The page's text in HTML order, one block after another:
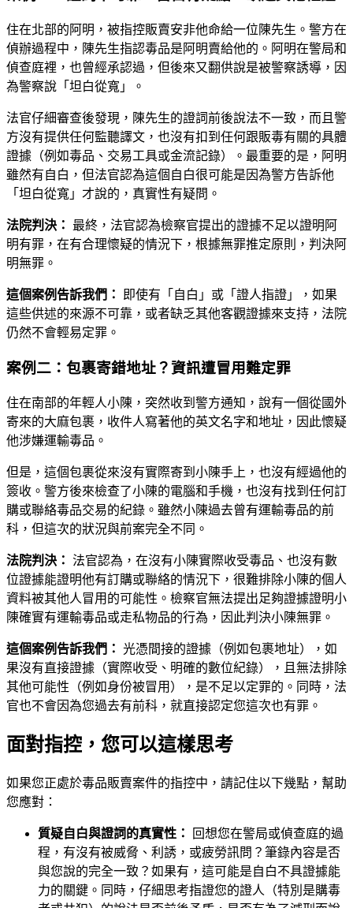
住在北部的阿明，被指控販賣安非他命給一位陳先生。警方在
偵辦過程中，陳先生指認毒品是阿明賣給他的。阿明在警局和
偵查庭裡，也曾經承認過，但後來又翻供說是被警察誘導，因
為警察說「坦白從寬」。
法官仔細審查後發現，陳先生的證詞前後說法不一致，而且警
方沒有提供任何監聽譯文，也沒有扣到任何跟販毒有關的具體
證據（例如毒品、交易工具或金流記錄）。最重要的是，阿明
雖然有自白，但法官認為這個自白很可能是因為警方告訴他
「坦白從寬」才說的，真實性有疑問。
法院判決：
最終，法官認為檢察官提出的證據不足以證明阿
明有罪，在有合理懷疑的情況下，根據無罪推定原則，判決阿
明無罪。
這個案例告訴我們：
即使有「自白」或「證人指證」，如果
這些供述的來源不可靠，或者缺乏其他客觀證據來支持，法院
仍然不會輕易定罪。
案例二：包裹寄錯地址？資訊遭冒用難定罪
住在南部的年輕人小陳，突然收到警方通知，說有一個從國外
寄來的大麻包裹，收件人寫著他的英文名字和地址，因此懷疑
他涉嫌運輸毒品。
但是，這個包裹從來沒有實際寄到小陳手上，也沒有經過他的
簽收。警方後來檢查了小陳的電腦和手機，也沒有找到任何訂
購或聯絡毒品交易的紀錄。雖然小陳過去曾有運輸毒品的前
科，但這次的狀況與前案完全不同。
法院判決： 法官認為，在沒有小陳實際收受毒品、也沒有數
位證據能證明他有訂購或聯絡的情況下，很難排除小陳的個人
資料被其他人冒用的可能性。檢察官無法提出足夠證據證明小
陳確實有運輸毒品或走私物品的行為，因此判決小陳無罪。
這個案例告訴我們： 光憑間接的證據（例如包裹地址），如
果沒有直接證據（實際收受、明確的數位紀錄），且無法排除
其他可能性（例如身份被冒用），是不足以定罪的。同時，法
官也不會因為您過去有前科，就直接認定您這次也有罪。
面對指控，您可以這樣思考
如果您正處於毒品販賣案件的指控中，請記住以下幾點，幫助
您應對：
質疑自白與證詞的真實性：
回想您在警局或偵查庭的過
程，有沒有被威脅、利誘，或疲勞訊問？筆錄內容是否
與您說的完全一致？如果有，這可能是自白不具證據能
力的關鍵。同時，仔細思考指證您的證人（特別是購毒